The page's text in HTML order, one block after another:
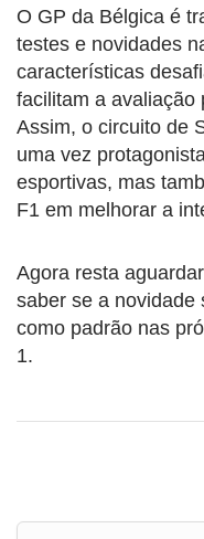
O GP da Bélgica é
testes e novidades
características
facilitam a avaliação
Assim, o circuito de
uma vez
esportivas, mas
F1 em melhorar a
Agora resta
saber se a novidade
como padrão nas
1.